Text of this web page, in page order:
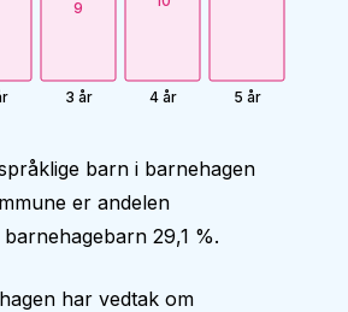
9
3 år 4 år 5 år
barn i barnehagen
er andelen
29,1 %.
har vedtak om